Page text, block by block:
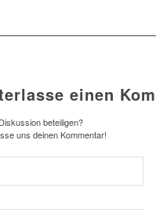
einen
beteiligen?
uns deinen Kommentar!